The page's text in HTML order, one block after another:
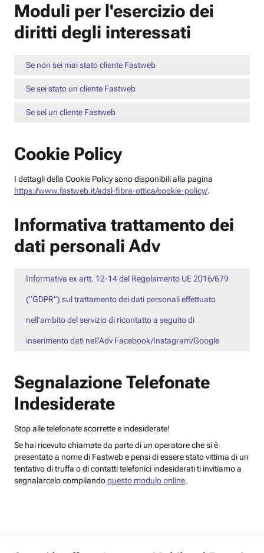
Moduli per l'esercizio dei
diritti degli interessati
Se non sei mai stato cliente Fastweb
Se sei stato un cliente Fastweb
Se sei un cliente Fastweb
Cookie Policy
I dettagli della Cookie Policy sono disponibili alla pagina
https://www.fastweb.it/adsl-fibra-ottica/cookie-policy/.
Informativa trattamento dei
dati personali Adv
Informativa ex artt. 12-14 del Regolamento UE 2016/679
(“GDPR”) sul trattamento dei dati personali effettuato
nell’ambito del servizio di ricontatto a seguito di
inserimento dati nell’Adv Facebook/Instagram/Google
Segnalazione Telefonate
Indesiderate
Stop alle telefonate scorrette e indesiderate!
Se hai ricevuto chiamate da parte di un operatore che si è
presentato a nome di Fastweb e pensi di essere stato vittima di un
tentativo di truffa o di contatti telefonici indesiderati ti invitiamo a
segnalarcelo compilandoquesto modulo online.